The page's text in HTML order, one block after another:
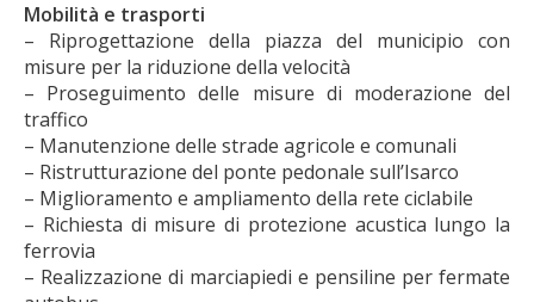
Mobilità e trasporti
– Riprogettazione della piazza del municipio con
misure per la riduzione della velocità
– Proseguimento delle misure di moderazione del
traffico
– Manutenzione delle strade agricole e comunali
– Ristrutturazione del ponte pedonale sull’Isarco
– Miglioramento e ampliamento della rete ciclabile
– Richiesta di misure di protezione acustica lungo la
ferrovia
– Realizzazione di marciapiedi e pensiline per fermate